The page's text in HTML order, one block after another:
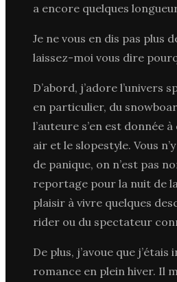
a encore quelques
Je ne vous en dis pas plus
laissez-moi vous dire
D’abord, j’adore l’univers
en particulier, du
l’auteure s’en est donnée
air et le slopestyle. Vous
de panique, on n’est pas
reportage pour la nuit de
plaisir à vivre quelques
rider ou du spectateur
De plus, j’avoue que
romance en plein hiver. Il